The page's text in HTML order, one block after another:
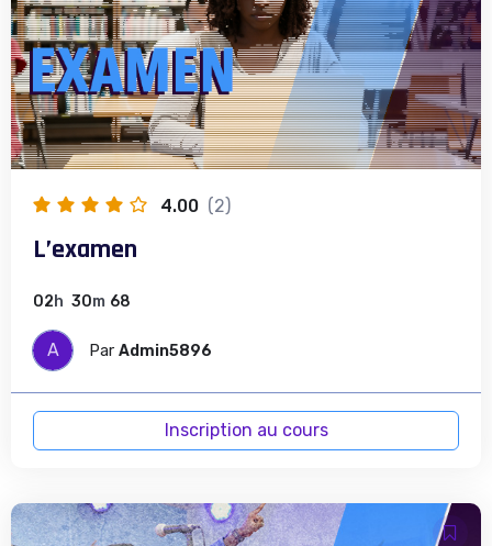
4.00 (2)
L’examen
02h 30m 68
A Par Admin5896
Inscription au cours